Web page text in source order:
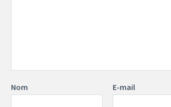
Nom E-mail